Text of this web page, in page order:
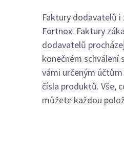
Faktury dodavatelů i
Fortnox. Faktury
dodavatelů
konečném schválení
vámi určeným
čísla produktů. Vše,
můžete každou